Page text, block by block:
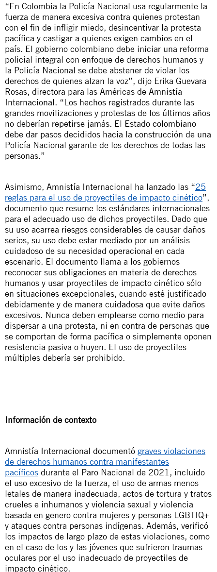
“En Colombia la Policía Nacional usa regularmente la
fuerza de manera excesiva contra quienes protestan
con el fin de infligir miedo, desincentivar la protesta
pacífica y castigar a quienes exigen cambios en el
país. El gobierno colombiano debe iniciar una reforma
policial integral con enfoque de derechos humanos y
la Policía Nacional se debe abstener de violar los
derechos de quienes alzan la voz”, dijo Erika Guevara
Rosas, directora para las Américas de Amnistía
Internacional. “Los hechos registrados durante las
grandes movilizaciones y protestas de los últimos años
no deberían repetirse jamás. El Estado colombiano
debe dar pasos decididos hacia la construcción de una
Policía Nacional garante de los derechos de todas las
personas.”
Asimismo, Amnistía Internacional ha lanzado las “25
reglas para el uso de proyectiles de impacto cinético”,
documento que resume los estándares internacionales
para el adecuado uso de dichos proyectiles. Dado que
su uso acarrea riesgos considerables de causar daños
serios, su uso debe estar mediado por un análisis
cuidadoso de su necesidad operacional en cada
escenario. El documento llama a los gobiernos
reconocer sus obligaciones en materia de derechos
humanos y usar proyectiles de impacto cinético sólo
en situaciones excepcionales, cuando esté justificado
debidamente y de manera cuidadosa que evite daños
excesivos. Nunca deben emplearse como medio para
dispersar a una protesta, ni en contra de personas que
se comportan de forma pacífica o simplemente oponen
resistencia pasiva o huyen. El uso de proyectiles
múltiples debería ser prohibido.
Información de contexto
Amnistía Internacional documentó graves violaciones
de derechos humanos contra manifestantes
pacíficos durante el Paro Nacional de 2021, incluido
el uso excesivo de la fuerza, el uso de armas menos
letales de manera inadecuada, actos de tortura y tratos
crueles e inhumanos y violencia sexual y violencia
basada en genero contra mujeres y personas LGBTIQ+
y ataques contra personas indígenas. Además, verificó
los impactos de largo plazo de estas violaciones, como
en el caso de los y las jóvenes que sufrieron traumas
oculares por el uso inadecuado de proyectiles de
impacto cinético.